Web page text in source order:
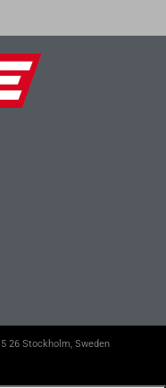
26 Stockholm, Sweden